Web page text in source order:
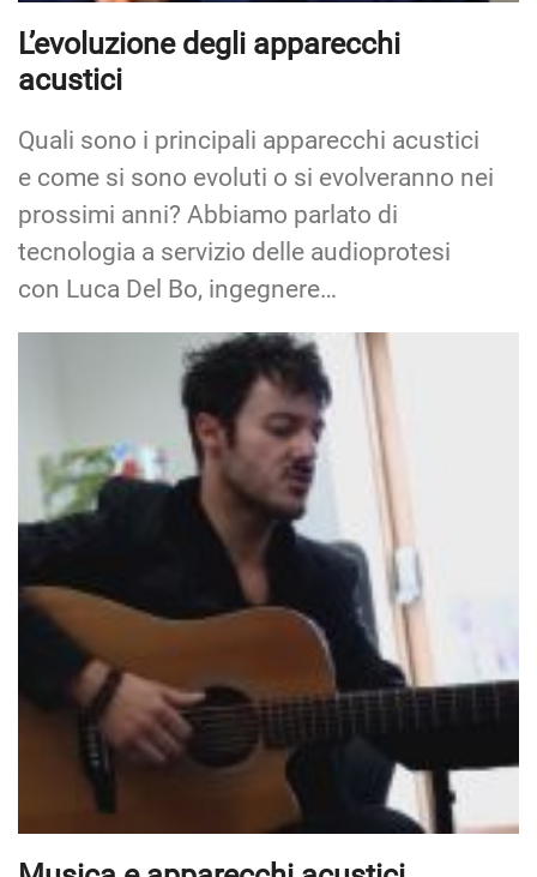
L’evoluzione degli apparecchi
acustici
Quali sono i principali apparecchi acustici
e come si sono evoluti o si evolveranno nei
prossimi anni? Abbiamo parlato di
tecnologia a servizio delle audioprotesi
con Luca Del Bo, ingegnere…